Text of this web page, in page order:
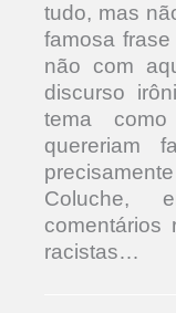
tudo, mas
famosa
não com
discurso
tema
quereriam
Coluche,
comentários
racistas…